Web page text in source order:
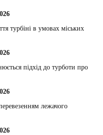
турбіні в умовах міських
підхід до турботи про
лежачого